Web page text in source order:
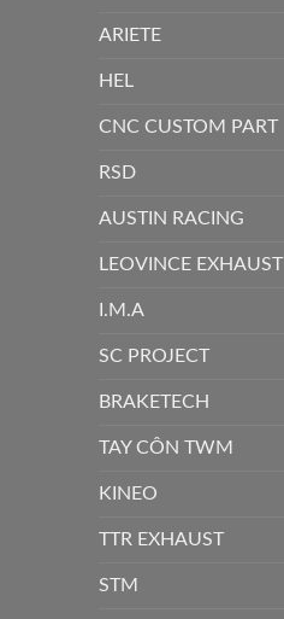
ARIETE
HEL
CNC CUSTOM PART
RSD
AUSTIN RACING
LEOVINCE EXHAUST
I.M.A
SC PROJECT
BRAKETECH
TAY CÔN TWM
KINEO
TTR EXHAUST
STM